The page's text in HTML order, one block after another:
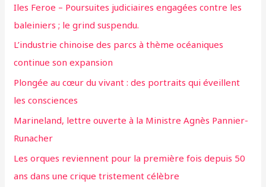
c
h
e
r
:
Iles Feroe – Poursuites judiciaires engagées contre les
baleiniers ; le grind suspendu.
L’industrie chinoise des parcs à thème océaniques
continue son expansion
Plongée au cœur du vivant : des portraits qui éveillent
les consciences
Marineland, lettre ouverte à la Ministre Agnès Pannier-
Runacher
Les orques reviennent pour la première fois depuis 50
ans dans une crique tristement célèbre